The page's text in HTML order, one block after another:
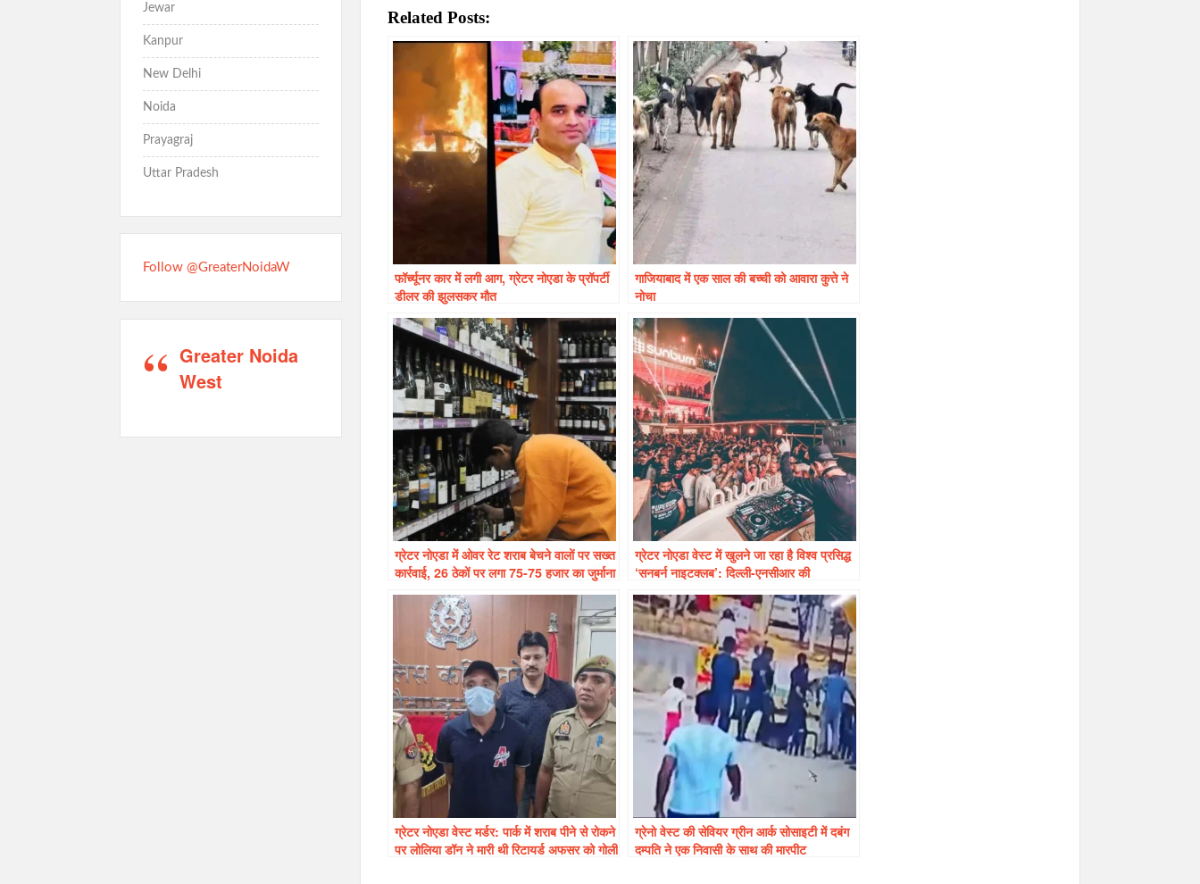
Related Posts:
फॉर्च्यूनर कार में लगी आग, ग्रेटर नोएडा के प्रॉपर्टी
डीलर की झुलसकर मौत
गाजियाबाद में एक साल की बच्ची को आवारा कुत्ते ने
नोचा
ग्रेटर नोएडा में ओवर रेट शराब बेचने वालों पर सख्त
कार्रवाई, 26 ठेकों पर लगा 75-75 हजार का जुर्माना
ग्रेटर नोएडा वेस्ट में खुलने जा रहा है विश्व प्रसिद्ध
‘सनबर्न नाइटक्लब’: दिल्ली-एनसीआर की
नाइटलाइफ़ को मिलेगा नया मुकाम
ग्रेटर नोएडा वेस्ट मर्डर: पार्क में शराब पीने से रोकने
पर लोलिया डॉन ने मारी थी रिटायर्ड अफसर को गोली
ग्रेनो वेस्ट की सेवियर ग्रीन आर्क सोसाइटी में दबंग
दम्पति ने एक निवासी के साथ की मारपीट
Jewar
Kanpur
New Delhi
Noida
Prayagraj
Uttar Pradesh
Follow @GreaterNoidaW
Greater Noida
West